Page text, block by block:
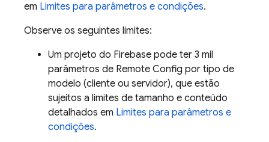
em Limites para parâmetros e condições.
Observe os seguintes limites:
Um projeto do Firebase pode ter 3 mil
parâmetros de Remote Config por tipo de
modelo (cliente ou servidor), que estão
sujeitos a limites de tamanho e conteúdo
detalhados em Limites para parâmetros e
condições.